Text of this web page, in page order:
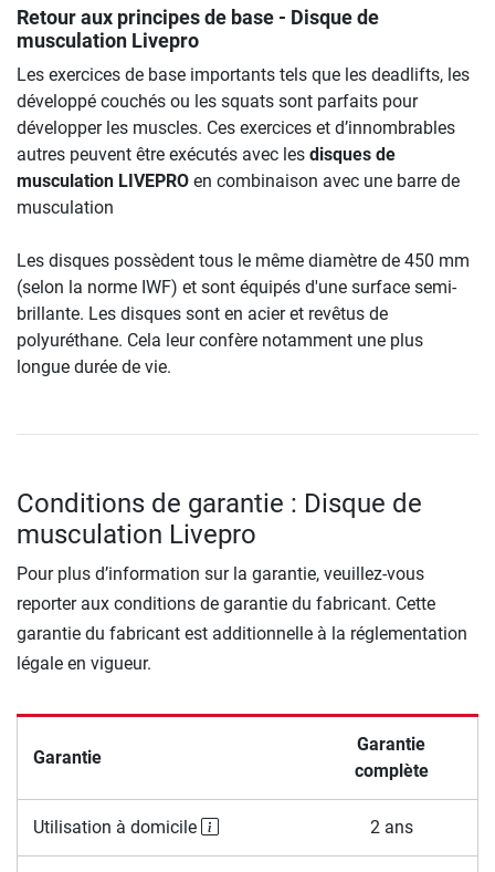
Retour aux principes de base - Disque de
musculation Livepro
Les exercices de base importants tels que les deadlifts, les
développé couchés ou les squats sont parfaits pour
développer les muscles. Ces exercices et d’innombrables
autres peuvent être exécutés avec les disques de
musculation LIVEPRO en combinaison avec une barre de
musculation
Les disques possèdent tous le même diamètre de 450 mm
(selon la norme IWF) et sont équipés d'une surface semi-
brillante. Les disques sont en acier et revêtus de
polyuréthane. Cela leur confère notamment une plus
longue durée de vie.
Conditions de garantie : Disque de
musculation Livepro
Pour plus d’information sur la garantie, veuillez-vous
reporter aux conditions de garantie du fabricant. Cette
garantie du fabricant est additionnelle à la réglementation
légale en vigueur.
Garantie
Garantie
complète
Utilisation à domicile 2 ans